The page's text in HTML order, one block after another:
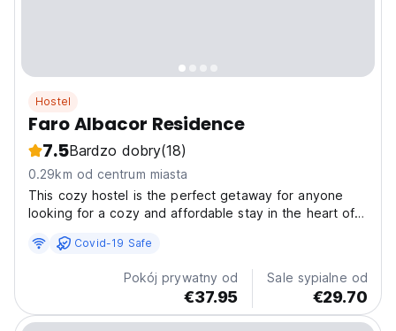
Hostel
Faro Albacor Residence
7.5Bardzo dobry(18)
0.29km od centrum miasta
This cozy hostel is the perfect getaway for anyone
looking for a cozy and affordable stay in the heart of
combines historic charm with modern amenities. Enjoy
clean, comfortable rooms at affordable prices,...
Covid-19 Safe
Pokój prywatny od
€37.95
Sale sypialne od
€29.70